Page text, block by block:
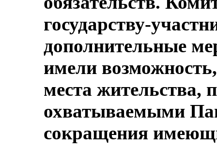
государству-
дополнительные
имели
места жительства,
охватываемыми
сокращения